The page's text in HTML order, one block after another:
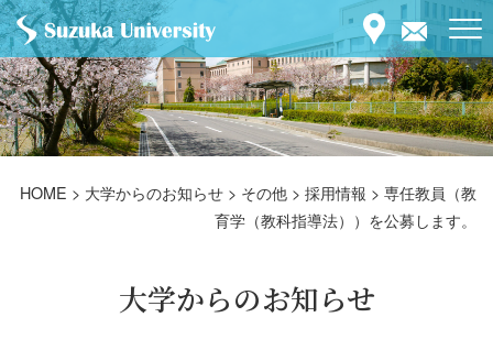
HOME > 大学からのお知らせ > その他 > 採用情報 > 専任教員（教
育学（教科指導法））を公募します。
大学からのお知らせ